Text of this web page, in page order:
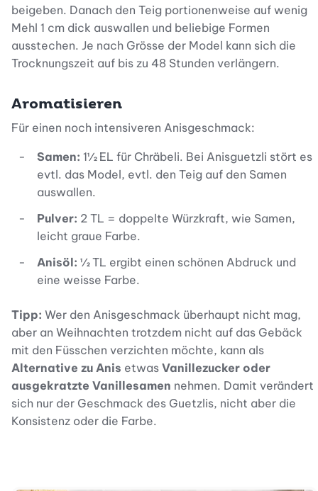
beigeben. Danach den Teig portionenweise auf wenig
Mehl 1 cm dick auswallen und beliebige Formen
ausstechen. Je nach Grösse der Model kann sich die
Trocknungszeit auf bis zu 48 Stunden verlängern.
Aromatisieren
Für einen noch intensiveren Anisgeschmack:
Samen: 1½ EL für Chräbeli. Bei Anisguetzli stört es
evtl. das Model, evtl. den Teig auf den Samen
auswallen.
Pulver: 2 TL = doppelte Würzkraft, wie Samen,
leicht graue Farbe.
Anisöl: ½ TL ergibt einen schönen Abdruck und
eine weisse Farbe.
Tipp: Wer den Anisgeschmack überhaupt nicht mag,
aber an Weihnachten trotzdem nicht auf das Gebäck
mit den Füsschen verzichten möchte, kann als
Alternative zu Anis etwas Vanillezucker oder
ausgekratzte Vanillesamen nehmen. Damit verändert
sich nur der Geschmack des Guetzlis, nicht aber die
Konsistenz oder die Farbe.